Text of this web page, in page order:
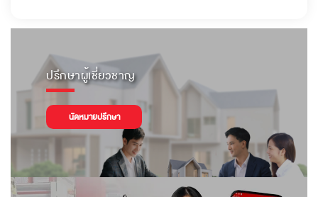
ปรึกษาผู้เชี่ยวชาญ
นัดหมายปรึกษา